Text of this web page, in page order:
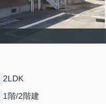
2LDK
1階/2階建